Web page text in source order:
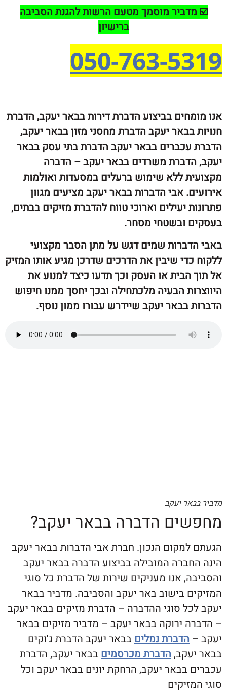
מוסמך מטעם הרשות להגנת הסביבה
050-763-
בביצוע הדברת דירות בבאר יעקב, הדברת
בבאר יעקב הדברת מחסני מזון בבאר יעקב,
בבאר יעקב הדברת בתי עסק בבאר
משרדים בבאר יעקב – הדברה
ללא שימוש ברעלים במסעדות ואולמות
אבי הדברות בבאר יעקב מציעים מגוון
יעילים וארוכי טווח להדברת מזיקים בבתים,
ובשטחי מסחר.
שמים דגש על מתן הסבר מקצועי
שיבין את הדרכים שדרכן מגיע אותו המזיק
או העסק וכך תדעו כיצד למנוע את
הבעיה מלכתחילה ובכך יחסך ממנו חיפוש
בבאר יעקב שיידרש עבורו ממון נוסף.
יעקב
הדברה בבאר יעקב?
הנכון. חברת אבי הדברות בבאר יעקב
המובילה בביצוע הדברה בבאר יעקב
אנו מעניקים שירות של הדברת כל סוגי
בישוב באר יעקב והסביבה. מדביר בבאר
סוגי ההדברה – הדברת מזיקים בבאר יעקב
ירוקה בבאר יעקב – מדביר מזיקים בבאר
הדברת נמליםבבאר יעקב הדברת ג'וקים
הדברת מכרסמיםבבאר יעקב, הדברת
בבאר יעקב, הרחקת יונים בבאר יעקב וכל